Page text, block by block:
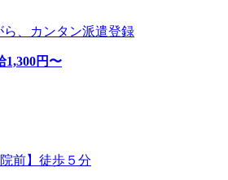
、カンタン派遣登録
1,300円〜
前】徒歩５分